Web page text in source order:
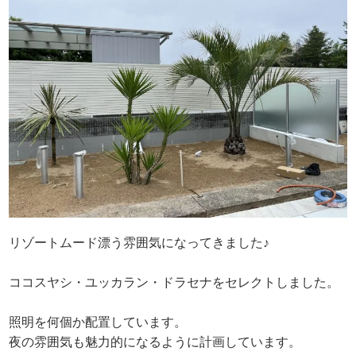
リゾートムード漂う雰囲気になってきました♪
ココスヤシ・ユッカラン・ドラセナをセレクトしました。
照明を何個か配置しています。
夜の雰囲気も魅力的になるように計画しています。